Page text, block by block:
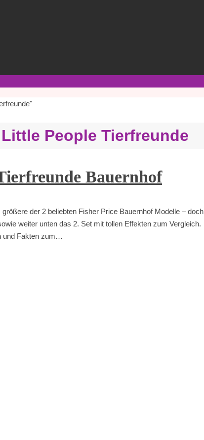
People Tierfreunde
Bauernhof
der 2 beliebten Fisher Price Bauernhof Modelle – doch
weiter unten das 2. Set mit tollen Effekten zum Vergleich.
und Fakten zum…